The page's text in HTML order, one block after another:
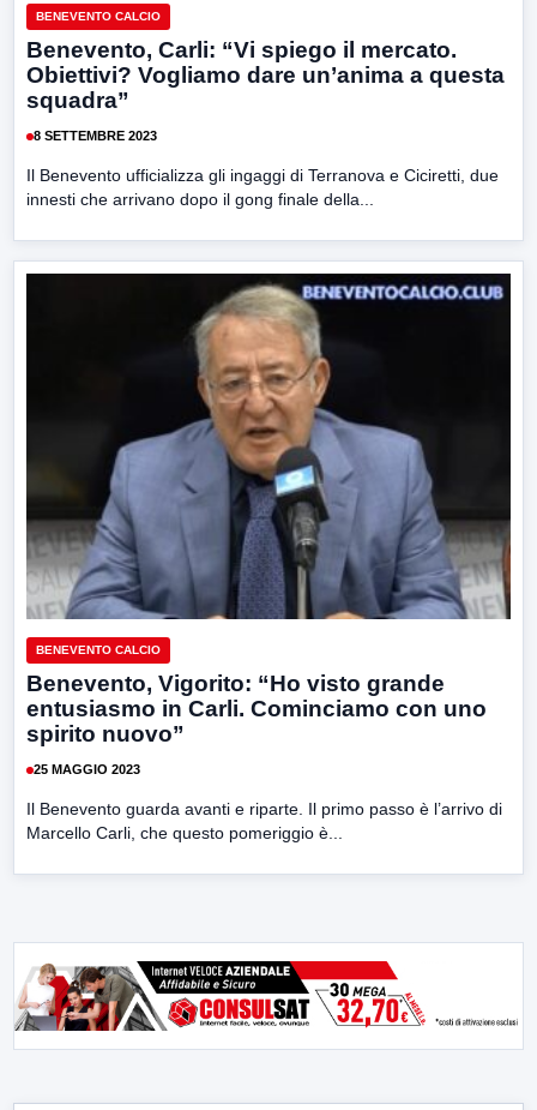
BENEVENTO CALCIO
Benevento, Carli: “Vi spiego il mercato.
Obiettivi? Vogliamo dare un’anima a questa
squadra”
8 SETTEMBRE 2023
Il Benevento ufficializza gli ingaggi di Terranova e Ciciretti, due
innesti che arrivano dopo il gong finale della...
BENEVENTO CALCIO
Benevento, Vigorito: “Ho visto grande
entusiasmo in Carli. Cominciamo con uno
spirito nuovo”
25 MAGGIO 2023
Il Benevento guarda avanti e riparte. Il primo passo è l’arrivo di
Marcello Carli, che questo pomeriggio è...